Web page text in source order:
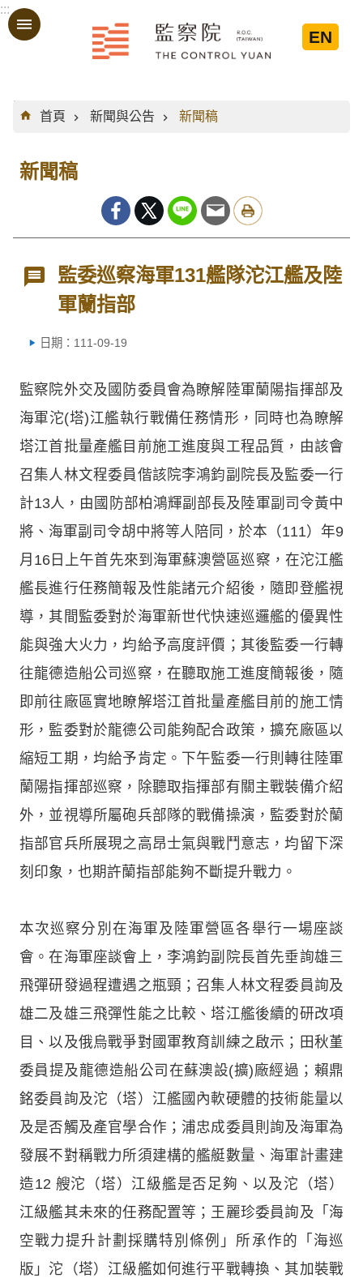
跳到主要內容區塊
:::
EN
:::
首頁
新聞與公告 新聞稿
新聞稿
監委巡察海軍131艦隊沱江艦及陸
軍蘭指部
日期：111-09-19
監察院外交及國防委員會為瞭解陸軍蘭陽指揮部及
海軍沱(塔)江艦執行戰備任務情形，同時也為瞭解
塔江首批量產艦目前施工進度與工程品質，由該會
召集人林文程委員偕該院李鴻鈞副院長及監委一行
計13人，由國防部柏鴻輝副部長及陸軍副司令黃中
將、海軍副司令胡中將等人陪同，於本（111）年9
月16日上午首先來到海軍蘇澳營區巡察，在沱江艦
艦長進行任務簡報及性能諸元介紹後，隨即登艦視
導，其間監委對於海軍新世代快速巡邏艦的優異性
能與強大火力，均給予高度評價；其後監委一行轉
往龍德造船公司巡察，在聽取施工進度簡報後，隨
即前往廠區實地瞭解塔江首批量產艦目前的施工情
形，監委對於龍德公司能夠配合政策，擴充廠區以
縮短工期，均給予肯定。下午監委一行則轉往陸軍
蘭陽指揮部巡察，除聽取指揮部有關主戰裝備介紹
外，並視導所屬砲兵部隊的戰備操演，監委對於蘭
指部官兵所展現之高昂士氣與戰鬥意志，均留下深
刻印象，也期許蘭指部能夠不斷提升戰力。
本次巡察分別在海軍及陸軍營區各舉行一場座談
會。在海軍座談會上，李鴻鈞副院長首先垂詢雄三
飛彈研發過程遭遇之瓶頸；召集人林文程委員詢及
雄二及雄三飛彈性能之比較、塔江艦後續的研改項
目、以及俄烏戰爭對國軍教育訓練之啟示；田秋堇
委員提及龍德造船公司在蘇澳設(擴)廠經過；賴鼎
銘委員詢及沱（塔）江艦國內軟硬體的技術能量以
及是否觸及產官學合作；浦忠成委員則詢及海軍為
發展不對稱戰力所須建構的艦艇數量、海軍計畫建
造12 艘沱（塔）江級艦是否足夠、以及沱（塔）
江級艦其未來的任務配置等；王麗珍委員詢及「海
空戰力提升計劃採購特別條例」所承作的「海巡
版」沱（塔）江級艦如何進行平戰轉換、其加裝戰